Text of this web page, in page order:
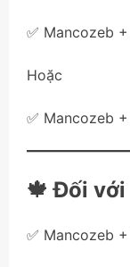
✅ Mancozeb
Hoặc
✅ Mancozeb
🍁 Đối
✅ Mancozeb